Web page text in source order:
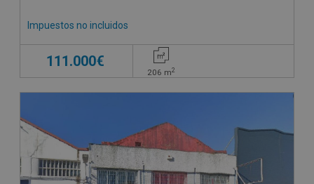
Impuestos no incluidos
111.000€
206 m2